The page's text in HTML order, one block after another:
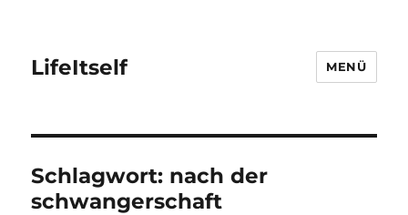
LifeItself MENÜ
Schlagwort: nach der
schwangerschaft